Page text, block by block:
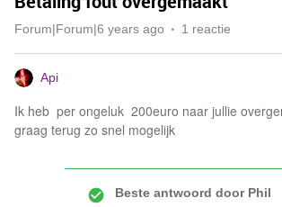
Forum|Forum|6 years ago 1 reactie
Api
Ik heb per ongeluk 200euro naar jullie
graag terug zo snel mogelijk
Beste antwoord doorPhil